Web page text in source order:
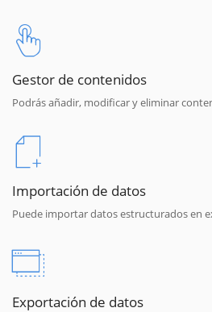
Gestor de contenidos
Podrás añadir, modificar y eliminar
Importación de datos
Puede importar datos estructurados en
Exportación de datos